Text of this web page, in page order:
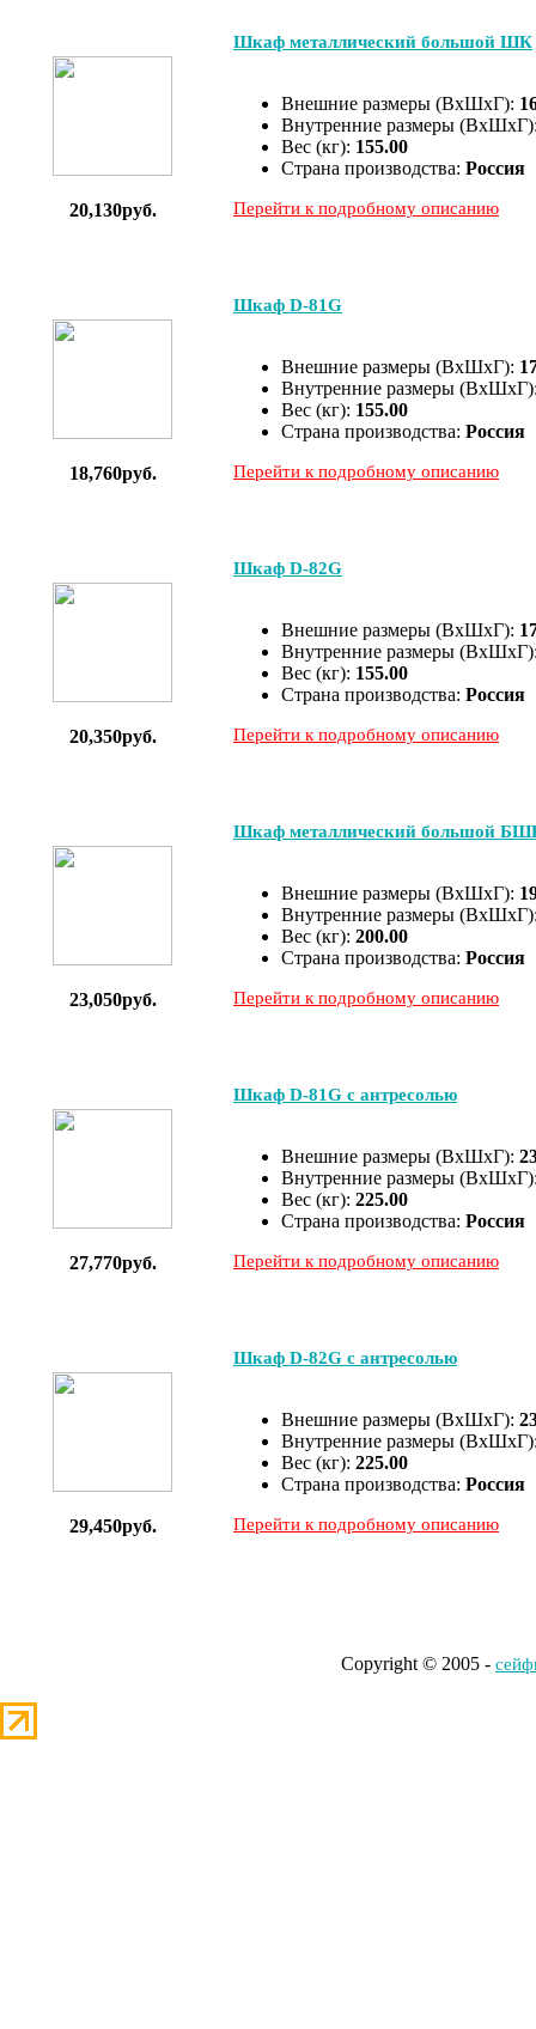
20,130руб.
Шкаф металлический большой ШК
Внешние размеры (ВхШхГ):
Внутренние размеры
Вес (кг): 155.00
Страна производства: Россия
Перейти к подробному описанию
18,760руб.
Шкаф D-81G
Внешние размеры (ВхШхГ):
Внутренние размеры
Вес (кг): 155.00
Страна производства: Россия
Перейти к подробному описанию
20,350руб.
Шкаф D-82G
Внешние размеры (ВхШхГ):
Внутренние размеры
Вес (кг): 155.00
Страна производства: Россия
Перейти к подробному описанию
23,050руб.
Шкаф металлический большой
Внешние размеры (ВхШхГ):
Внутренние размеры
Вес (кг): 200.00
Страна производства: Россия
Перейти к подробному описанию
27,770руб.
Шкаф D-81G с антресолью
Внешние размеры (ВхШхГ):
Внутренние размеры
Вес (кг): 225.00
Страна производства: Россия
Перейти к подробному описанию
29,450руб.
Шкаф D-82G с антресолью
Внешние размеры (ВхШхГ):
Внутренние размеры
Вес (кг): 225.00
Страна производства: Россия
Перейти к подробному описанию
Copyright © 2005 -